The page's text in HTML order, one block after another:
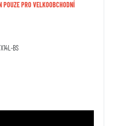
PRO VELKOOBCHODNÍ
BS